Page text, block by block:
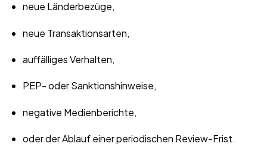
neue Länderbezüge,
neue Transaktionsarten,
auffälliges Verhalten,
PEP- oder Sanktionshinweise,
negative Medienberichte,
oder der Ablauf einer periodischen Review-Frist.